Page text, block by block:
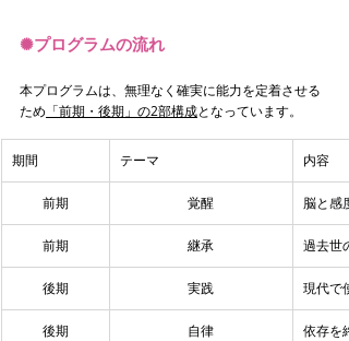
✺プログラムの流れ
本プログラムは、無理なく確実に能力を定着させる
ため 「前期・後期」の2部構成となっています。
期間 テーマ 内容
前期 覚醒 脳と感
前期 継承 過去世
後期 実践 現代で
後期 自律 依存を